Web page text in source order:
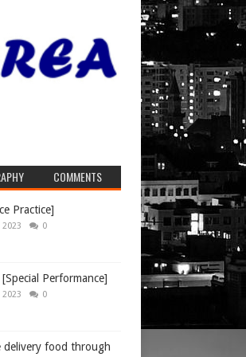
COMMENTS
Practice]
0
[Special Performance]
0
delivery food through